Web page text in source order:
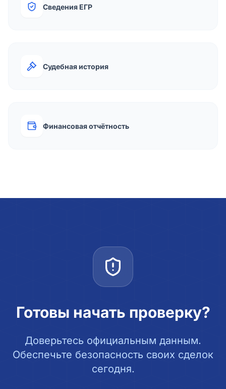
Сведения ЕГР
Судебная история
Финансовая отчётность
Готовы начать проверку?
Доверьтесь официальным данным.
Обеспечьте безопасность своих сделок
сегодня.